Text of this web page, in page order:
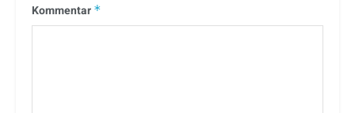
Kommentar *